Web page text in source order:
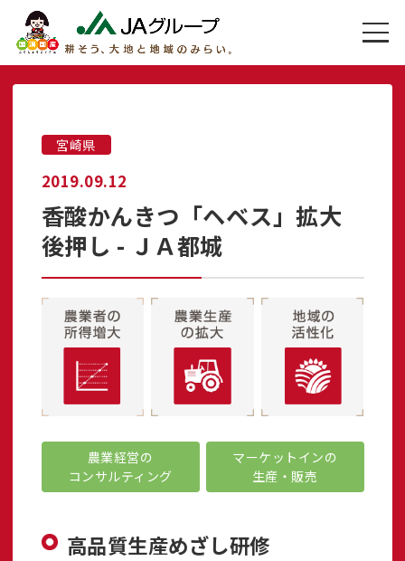
宮崎県
2019.09.12
香酸かんきつ「ヘベス」拡大
後押し - ＪＡ都城
農業経営の
コンサルティング
マーケットインの
生産・販売
高品質生産めざし研修